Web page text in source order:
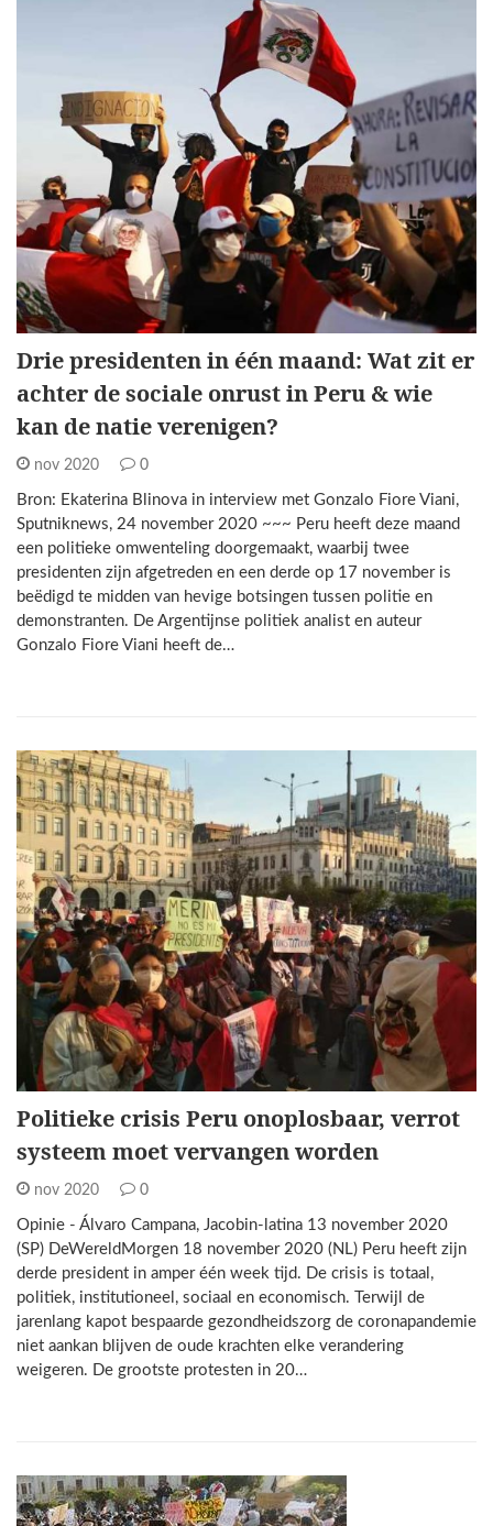
Drie presidenten in één maand: Wat zit er
achter de sociale onrust in Peru & wie
kan de natie verenigen?
nov 2020 0
Bron: Ekaterina Blinova in interview met Gonzalo Fiore Viani,
Sputniknews, 24 november 2020 ~~~ Peru heeft deze maand
een politieke omwenteling doorgemaakt, waarbij twee
presidenten zijn afgetreden en een derde op 17 november is
beëdigd te midden van hevige botsingen tussen politie en
demonstranten. De Argentijnse politiek analist en auteur
Gonzalo Fiore Viani heeft de…
Politieke crisis Peru onoplosbaar, verrot
systeem moet vervangen worden
nov 2020 0
Opinie - Álvaro Campana, Jacobin-latina 13 november 2020
(SP) DeWereldMorgen 18 november 2020 (NL) Peru heeft zijn
derde president in amper één week tijd. De crisis is totaal,
politiek, institutioneel, sociaal en economisch. Terwijl de
jarenlang kapot bespaarde gezondheidszorg de coronapandemie
niet aankan blijven de oude krachten elke verandering
weigeren. De grootste protesten in 20…